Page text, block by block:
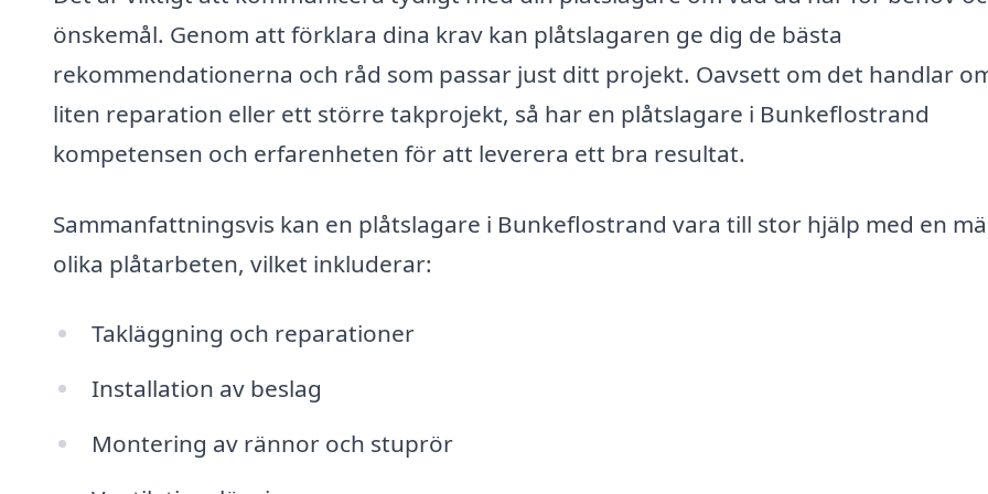
önskemål. Genom att förklara dina krav kan plåtslagaren ge dig de bästa
rekommendationerna och råd som passar just ditt projekt. Oavsett om det handlar
liten reparation eller ett större takprojekt, så har en plåtslagare i Bunkeflostrand
kompetensen och erfarenheten för att leverera ett bra resultat.
Sammanfattningsvis kan en plåtslagare i Bunkeflostrand vara till stor hjälp med en
olika plåtarbeten, vilket inkluderar:
Takläggning och reparationer
Installation av beslag
Montering av rännor och stuprör